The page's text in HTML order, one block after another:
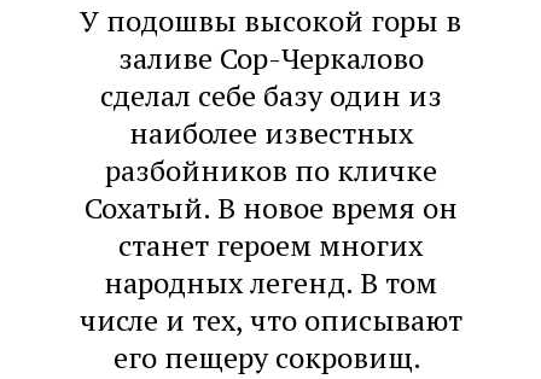
У подошвы высокой горы в
заливе Сор-Черкалово
сделал себе базу один из
наиболее известных
разбойников по кличке
Сохатый. В новое время он
станет героем многих
народных легенд. В том
числе и тех, что описывают
его пещеру сокровищ.